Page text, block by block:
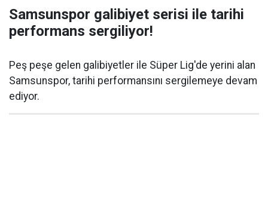
Samsunspor galibiyet serisi ile tarihi
performans sergiliyor!
Peş peşe gelen galibiyetler ile Süper Lig'de yerini alan
Samsunspor, tarihi performansını sergilemeye devam
ediyor.